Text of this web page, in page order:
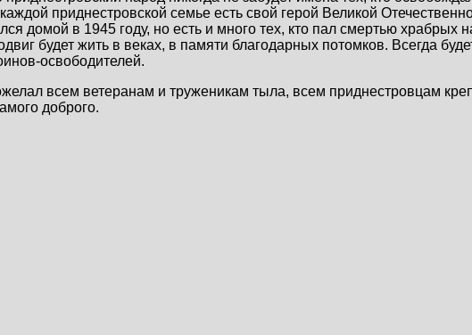
приднестровской семье есть свой герой Великой
домой в 1945 году, но есть и много тех, кто пал смертью храбрых
будет жить в веках, в памяти благодарных потомков. Всегда
освободителей.
всем ветеранам и труженикам тыла, всем приднестровцам
доброго.